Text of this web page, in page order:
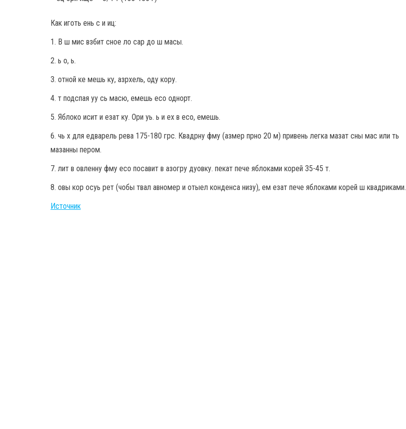
Как иготь ень с и иц:
1. В ш мис взбит сное ло сар до ш масы.
2. ь о, ь.
3. отной ке мешь ку, азрхель, оду кору.
4. т подспая уу сь масю, емешь есо однорт.
5. Яблоко исит и езат ку. Ори уь. ь и ех в есо, емешь.
6. чь х для едварель рева 175-180 грс. Квадрну фму (азмер прно 20 м) привень легка мазат сны мас или ть
мазанны пером.
7. лит в овленну фму есо посавит в азогру дуовку. пекат пече яблоками корей 35-45 т.
8. овы кор осуь рет (чобы твал авномер и отыел конденса низу), ем езат пече яблоками корей ш квадриками.
Источник